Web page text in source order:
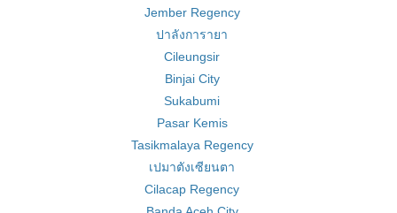
Jember Regency
ปาลังการายา
Cileungsir
Binjai City
Sukabumi
Pasar Kemis
Tasikmalaya Regency
เปมาตังเซียนตา
Cilacap Regency